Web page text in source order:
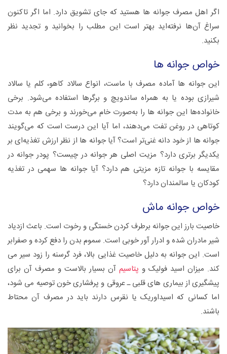
اگر اهل مصرف جوانه‌ ها هستید که جای تشویق دارد. اما اگر تاکنون
سراغ آن‌ها نرفته‌اید بهتر است این مطلب را بخوانید و تجدید نظر
بکنید.
خواص جوانه‌ ها
این جوانه‌ ها آماده مصرف با ماست، انواع سالاد کاهو، کلم یا سالاد
شیرازی بوده یا به همراه ساندویچ و برگرها استفاده می‌شود. برخی
خانواده‌ها این جوانه‌ ها را به‌صورت خام می‌خورند و برخی هم به مدت
کوتاهی در روغن تفت می‌دهند، اما آیا این درست است که می‌گویند
جوانه‌ ها از خود دانه غنی‌تر است؟ آیا جوانه‌ ها از نظر ارزش تغذیه‌ای بر
یکدیگر برتری دارد؟ مزیت اصلی هر جوانه در چیست؟ پودر جوانه در
مقایسه با جوانه تازه مزیتی هم دارد؟ آیا جوانه‌ ها سهمی در تغذیه
کودکان یا سالمندان دارد؟
خواص جوانه ماش
خاصیت بارز این جوانه برطرف کردن خستگی و رخوت است. باعث ازدیاد
شیر مادران شده و ادرار آور خوبی است. سموم بدن را دفع کرده و صفرابر
است. این جوانه به دلیل خاصیت غذایی بالا، فرد گرسنه را زود سیر می
کند. میزان اسید فولیک و پتاسیم آن بسیار بالاست و مصرف آن برای
پیشگیری از بیماری های قلبی ـ عروقی و پرفشاری خون توصیه می شود،
اما کسانی که اسیداوریک یا نقرس دارند باید در مصرف آن محتاط
باشند.